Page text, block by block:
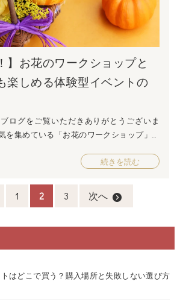
例えば、「いつもありがとう」や「毎日一
気持ちを伝える具体的に
を挙げることで、より心に響くメッセージ
家事を手伝ってくれてありがとう」「忙し
てくれる姿に感謝しています」など、日常
を示しましょう。 愛情や未来への
の最後には、これからも一緒に歩んでいく
込める言葉を伝えます。「これからも一緒
うね」「いつまでもあなたと一緒にいたい
日が幸せです。これからも一緒に素敵な時
ます！これからもお二人の幸せが続きます
な気持ちになります。これからも健康で仲
方法です。花言葉や相手の好みを考慮し、
を添えることで、二人の絆をより深めるこ
花を選ぶ際におすすめのポイントをご紹介
を押さえて、より喜んでもらえるフラワー
る 奥様が
サーチすることが一番大切です。たとえ
ラが好きなら、バラやピンク色を使った物
自分の好みを知ってくれていたんだという
ントになります。 2. 季節感を取り
の季節感を感じさせる花々が多く揃います。
リア、ケイトウなどは、この時期にぴった
葉」があります。奥様への感謝や愛情を伝
。日ごろは照れくさくてなかなか伝えられ
せるかも？ いい夫婦の日におす
花とその花言葉を紹介します！ 1. バラ
ラのおすすめプリザーブ
】お花のワークショップと
楽しめる体験型イベントの
ログをご覧いただきありがとうございま
を集めている「お花のワークショップ」に
々なクラフトを楽しむ体験型イベントのこ
、手軽に始められる趣味や癒しの空間を求
ちろん、初めての方でも楽しめる内容が豊
て参加できることが魅力です。 ワーク
ーリストの指導のもと、自分だけのオリジ
ができます。特別なテクニックがなくて
続きを読む
1 2 3 次へ
はどこで買う？購入場所と失敗しない選び方